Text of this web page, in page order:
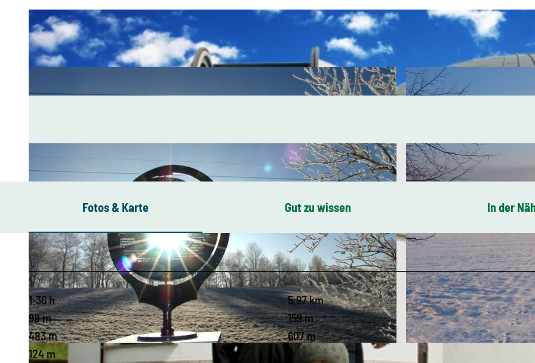
© Stadtverwaltung Ehrenfriedersdorf, Greifensteinregion |CC-BY-SA
Fotos & Karte Gut zu wissen In der
1:36 h
5,97 km
98 m
159 m
483 m
607 m
124 m